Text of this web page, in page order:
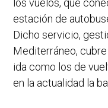
los vuelos, que
estación de
Dicho servicio,
Mediterráneo,
ida como los de
en la actualidad la